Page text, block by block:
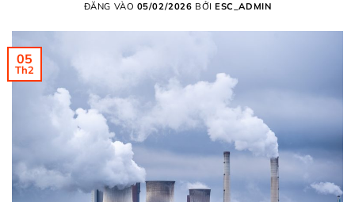
ĐĂNG VÀO 05/02/2026 BỞIESC_ADMIN
05
Th2